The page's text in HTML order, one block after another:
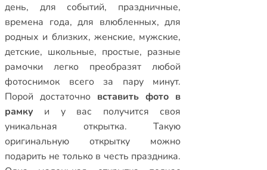
день, для событий, праздничные,
времена года,для влюбленных,для
родных и близких, женские, мужские,
детские, школьные, простые, разные
рамочки легко преобразят любой
фотоснимок всего за пару минут.
Порой достаточно вставить фото в
рамку и у вас получится своя
уникальная открытка. Такую
оригинальную открытку можно
подарить не только в честь праздника.